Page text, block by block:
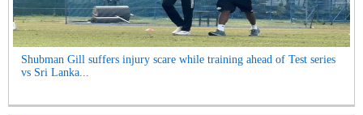
Shubman Gill suffers injury scare while training ahead of Test series
vs Sri Lanka...